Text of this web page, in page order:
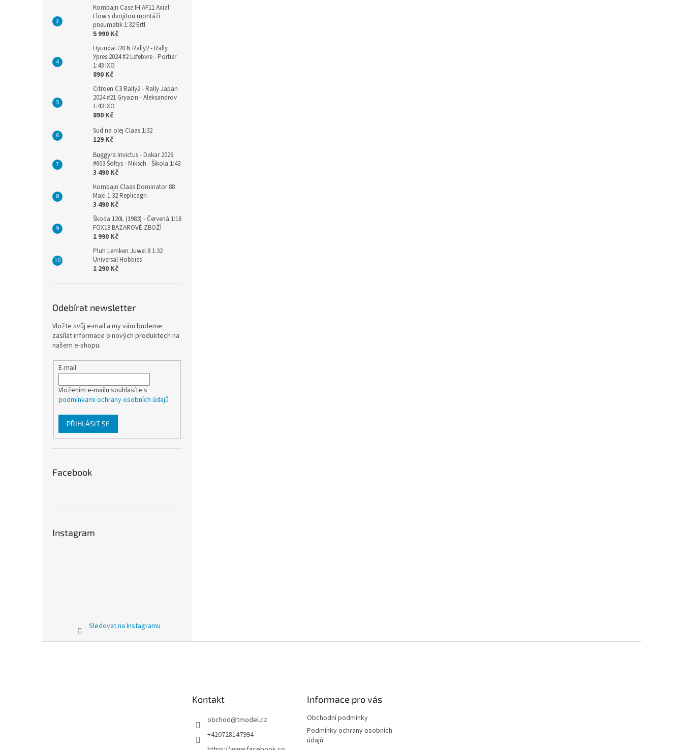
Kombajn Case IH AF11 Axial
Flow s dvojitou montáží
pneumatik 1:32 Ertl
5 990 Kč
Hyundai i20 N Rally2 - Rally
Ypres 2024 #2 Lefebvre - Portier
1:43 IXO
890 Kč
Citroen C3 Rally2 - Rally Japan
2024 #21 Gryazin - Aleksandrov
1:43 IXO
890 Kč
Sud na olej Claas 1:32
129 Kč
Buggyra Invictus - Dakar 2026
#603 Šoltys - Miksch - Šikola 1:43
3 490 Kč
Kombajn Claas Dominator 88
Maxi 1:32 Replicagri
3 490 Kč
Škoda 120L (1983) - Červená 1:18
FOX18 BAZAROVÉ ZBOŽÍ
1 990 Kč
Pluh Lemken Juwel 8 1:32
Universal Hobbies
1 290 Kč
Odebírat newsletter
Vložte svůj e-mail a my vám budeme
zasílat informace o nových produktech na
našem e-shopu.
E-mail
Vložením e-mailu souhlasíte s
podmínkami ochrany osobních údajů
PŘIHLÁSIT SE
Facebook
Instagram
Sledovat na Instagramu
Kontakt
obchod@tmodel.cz
+420728147994
Informace pro vás
Obchodní podmínky
Podmínky ochrany osobních
údajů